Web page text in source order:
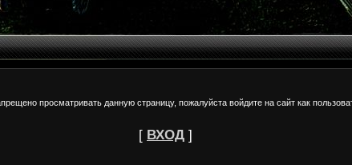
просматривать данную страницу, пожалуйста войдите на сайт как
[ ВХОД ]